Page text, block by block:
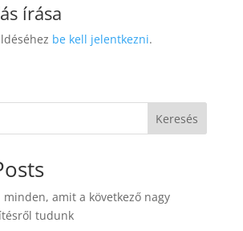
írása
be kell jelentkezni.
Keresés
amit a következő nagy
tudunk